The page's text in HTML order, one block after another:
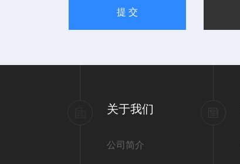
关于我们
公司简介